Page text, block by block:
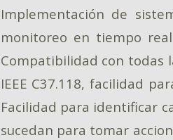
Implementación de
monitoreo en tiempo
Compatibilidad con todas
IEEE C37.118, facilidad
Facilidad para identificar
sucedan para tomar